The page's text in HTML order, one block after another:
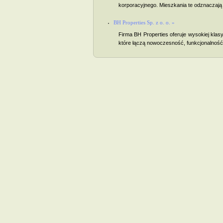
korporacyjnego. Mieszkania te
BH Properties Sp. z o. o. »
Firma BH Properties oferuje wysokiej
które łączą nowoczesność,